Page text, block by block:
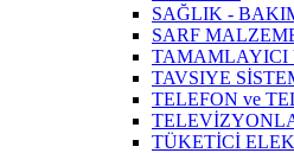
SAĞLIK -
SARF
TAMAMLAYICI
TAVSIYE
TELEFON ve
TÜKETİCİ